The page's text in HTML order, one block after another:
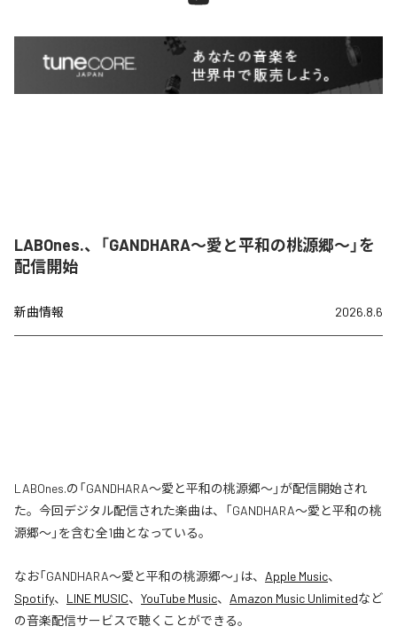
LABOnes.、「GANDHARA〜愛と平和の桃源郷〜」を
配信開始
新曲情報 2026.8.6
LABOnes.の「GANDHARA〜愛と平和の桃源郷〜」が配信開始され
た。今回デジタル配信された楽曲は、「GANDHARA〜愛と平和の桃
源郷〜」を含む全1曲となっている。
なお「GANDHARA〜愛と平和の桃源郷〜」は、 Apple Music、
Spotify、 LINE MUSIC、 YouTube Music、 Amazon Music Unlimitedなど
の音楽配信サービスで聴くことができる。